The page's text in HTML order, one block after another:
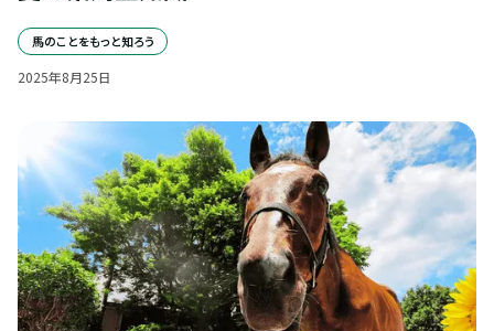
馬のことをもっと知ろう
2025年8月25日